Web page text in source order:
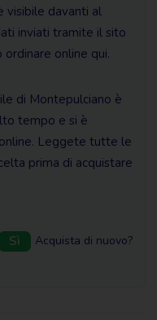
visibile davanti al
inviati tramite il sito
online qui.
di Montepulciano è
tempo e si è
Leggete tutte le
prima di acquistare
Sì Acquista di nuovo?